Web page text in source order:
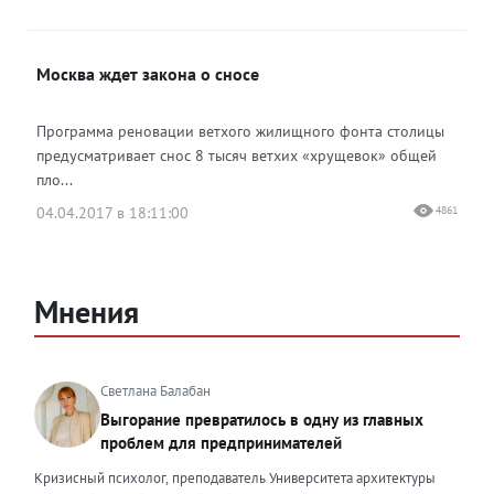
Москва ждет закона о сносе
Программа реновации ветхого жилищного фонта столицы
предусматривает снос 8 тысяч ветхих «хрущевок» общей
пло...
04.04.2017 в 18:11:00
4861
Мнения
Светлана Балабан
Выгорание превратилось в одну из главных
проблем для предпринимателей
Кризисный психолог, преподаватель Университета архитектуры